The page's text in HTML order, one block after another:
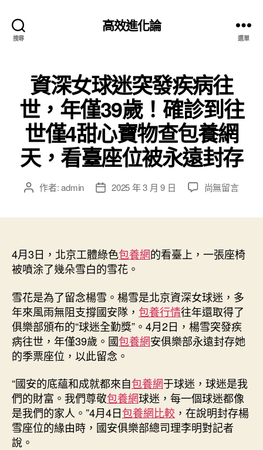
搜尋
高效進化論
選單
資深女球迷突發疾病往
世，年僅39歲！確診到往
世僅4甜心寶物查包養網
天，看臺座位被永遠封存
文 作者:admin
文
期
2025 年 3 月 9 日
在
迷
疾
病
往
世，
年
歲！
確
診
到
往
尚無留言
4月3日，北京工體綠色包養網的看臺上，一張座椅
被噴涂了幾朵雪白的雪花。
雪花是為了留念楊雪。楊雪是北京資深女球迷，多
年來風雨無阻支撐國安隊， 包養行情往年還取得了
俱樂部頒布的“球迷全勤獎”。4月2日，楊雪突發疾
病往世，年僅39歲。國包養網安俱樂部永遠封存她
的季票座位，以此留念。
“國安的底蘊和成就都來自包養網于球迷，球迷是我
們的財富。我們尊敬包養網球迷，每一個球迷都像
是我們的家人。”4月4日包養網比較 ，在說明封存楊
雪座位的緣由時，國安俱樂部總司理李明對記者
說。